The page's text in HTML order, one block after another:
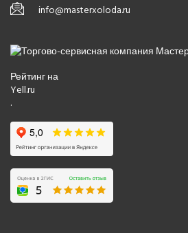
info@masterxoloda.ru
Рейтинг на
Yell.ru
.